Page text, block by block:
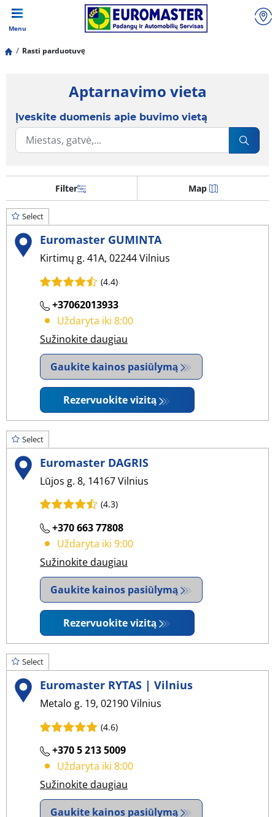
Menu
Rasti parduotuvę
Aptarnavimo vieta
Įveskite duomenis apie buvimo vietą
Filter Map
Select
Euromaster GUMINTA
Kirtimų g. 41A, 02244 Vilnius
(4.4)
+37062013933
Uždaryta iki 8:00
Sužinokite daugiau
Gaukite kainos pasiūlymą
Rezervuokite vizitą
Select
Euromaster DAGRIS
Lūjos g. 8, 14167 Vilnius
(4.3)
+370 663 77808
Uždaryta iki 9:00
Sužinokite daugiau
Gaukite kainos pasiūlymą
Rezervuokite vizitą
Select
Euromaster RYTAS | Vilnius
Metalo g. 19, 02190 Vilnius
(4.6)
+370 5 213 5009
Uždaryta iki 8:00
Sužinokite daugiau
Gaukite kainos pasiūlymą